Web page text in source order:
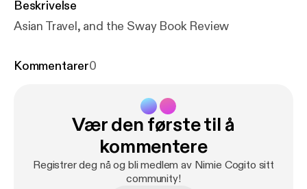
Beskrivelse
Asian Travel, and the Sway Book Review
Kommentarer0
Vær den første til å
kommentere
Registrer deg nå og bli medlem av Nimie Cogito sitt
community!